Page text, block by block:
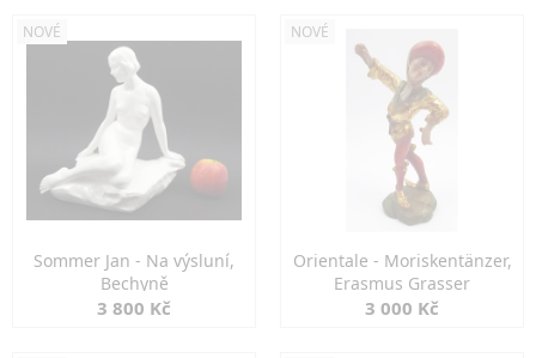
NOVÉ
Sommer Jan - Na výsluní,
Bechyně
3 800 Kč
NOVÉ
Orientale - Moriskentänzer,
Erasmus Grasser
3 000 Kč